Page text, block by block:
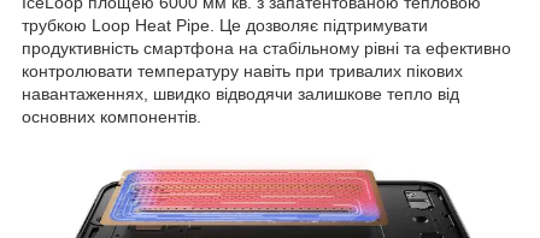
трубкою Loop Heat Pipe. Це дозволяє підтримувати
продуктивність смартфона на стабільному рівні та ефективно
контролювати температуру навіть при тривалих пікових
навантаженнях, швидко відводячи залишкове тепло від
основних компонентів.